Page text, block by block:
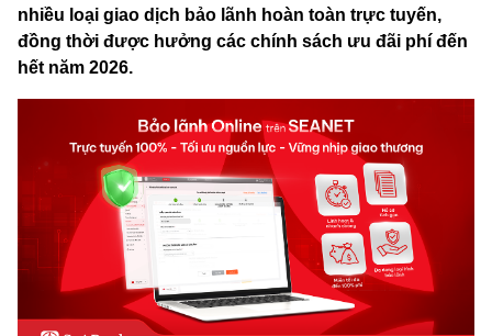
nhiều loại giao dịch bảo lãnh hoàn toàn trực tuyến,
đồng thời được hưởng các chính sách ưu đãi phí đến
hết năm 2026.